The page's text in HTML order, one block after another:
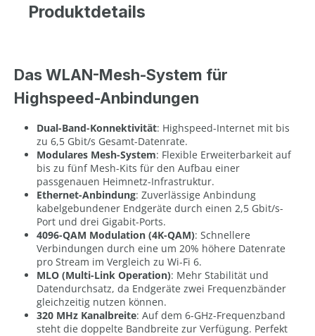
Produktdetails
Das WLAN-Mesh-System für
Highspeed-Anbindungen
Dual-Band-Konnektivität: Highspeed-Internet mit bis
zu 6,5 Gbit/s Gesamt-Datenrate.
Modulares Mesh-System: Flexible Erweiterbarkeit auf
bis zu fünf Mesh-Kits für den Aufbau einer
passgenauen Heimnetz-Infrastruktur.
Ethernet-Anbindung: Zuverlässige Anbindung
kabelgebundener Endgeräte durch einen 2,5 Gbit/s-
Port und drei Gigabit-Ports.
4096-QAM Modulation (4K-QAM): Schnellere
Verbindungen durch eine um 20% höhere Datenrate
pro Stream im Vergleich zu Wi-Fi 6.
MLO (Multi-Link Operation): Mehr Stabilität und
Datendurchsatz, da Endgeräte zwei Frequenzbänder
gleichzeitig nutzen können.
320 MHz Kanalbreite: Auf dem 6-GHz-Frequenzband
steht die doppelte Bandbreite zur Verfügung. Perfekt